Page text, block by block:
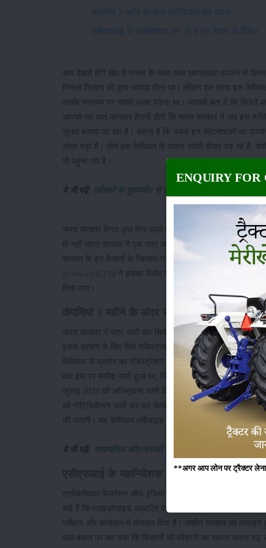
कंपनियां 3 महीने के अंदर सर्टिफिकेट करे वापस
एसीएफआई के महानिदेशक कर रहे है इस नियम का विरोध
आप देखते होंगे खेत में फसल के साथ-साथ खरपतवार उपजने से
जिससे किसान को कुछ फायदा होता था। लेकिन एक तरफ इस
उसके स्वास्थ्य पर काफी असर पड़ता था। आपको बता दें कि
आपको यह बात जानकर हैरानी होगी कि भारत सरकार ने अब इस
सुरक्षा बताया जा रहा है। कहना है कि जबसे इन कीटनाशकों का
असर पड़ा है। लोग इस केमिकल के कारण काफी बीमार पड़ रहे हैं,
भी पहुंचा रहा है।
ये भी पढ़ें: उर्वरकों के दुरुपयोग से होने वाली समस्याएं और निपटान
भारत सरकार विगत कुछ दिन पहले एक पत्र जारी कर खरपतवार
ही नहीं भारत सरकार ने एक पत्र जारी कर यह भी कहा है कि और
सरकार के इन फैसलों के खिलाफ ग्लोबल रिसर्च और नियामक निकायों
of India (ACFI)
ने इसका विरोध भी किया है। एसीएफआई ने मांग
दिया जाए।
कंपनियां 3 महीने के अंदर सर्टिफिकेट करे वापस
भारत सरकार ने पत्र जारी कर सिर्फ इसके छिड़काव पर ही रोक नहीं
इसके प्रयोग के लिए मिले रजिस्ट्रेशन सर्टिफिकेट को भी तुरंत
केमिकल के प्रयोग का रजिस्ट्रेशन वापस नहीं करती है, उनके ऊपर
बाद इस पर मसौदा जारी हुआ था, जिससे इस खरपतवार नाशक के
जुलाई 2020 को अधिसूचना जारी किया गया था, जिसके 2 साल
को नोटिफिकेशन जारी कर यह चेतावनी दी गई थी कि 3 महीने के
की जाएगी। यह केमिकल हर्बिसाइड ग्लाइफोसेट के प्रयोग पर
ये भी पढ़ें: रासायनिक कीटनाशकों को छोड़ नीम के प्रयोग से करें
एसीएफआई के महानिदेशक कर रहे है इस नियम का
एग्रोकेमिकल फेडरेशन ऑफ इंडिया ने सरकार के इस नोटिफिकेशन
कहे हैं कि ग्लाइकोसाइड आधारित फॉर्मूलेशन या उस केमिकल का
परीक्षण और सत्यापन में योगदान दिया है। उन्होंने सरकार को
वाले बयान पर यह कहा कि किसानों को परेशानी का सामना करना
ENQUIRY FOR
**अगर आप लोन पर ट्रैक्टर लेना